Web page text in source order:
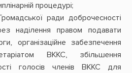
процедурі;
ради доброчесності
наділення правом подавати
організаційне забезпечення
ВККС, збільшення
голосів членів ВККС для